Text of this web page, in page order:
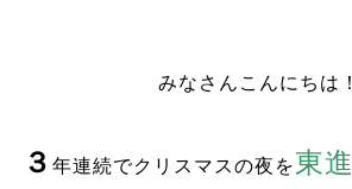
みなさんこんにちは！
３年連続でクリスマスの夜を東進